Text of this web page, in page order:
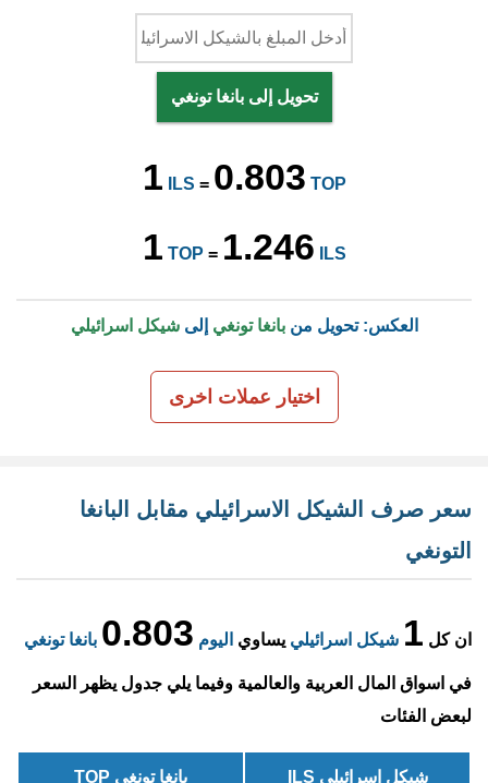
تحويل إلى بانغا تونغي
1 ILS = 0.803 TOP
1 TOP = 1.246 ILS
العكس: تحويل منبانغا تونغي إلىشيكل اسرائيلي
اختيار عملات اخرى
سعر صرف الشيكل الاسرائيلي مقابل البانغا
التونغي
ان كل 1 شيكل اسرائيلي يساوي اليوم 0.803 بانغا تونغي
في اسواق المال العربية والعالمية وفيما يلي جدول يظهر السعر
لبعض الفئات
شيكل اسرائيلي ILS بانغا تونغي TOP